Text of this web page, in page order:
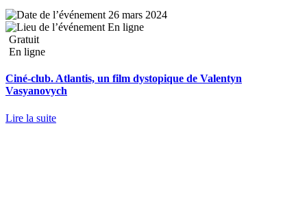
26 mars 2024
En ligne
Gratuit
En ligne
Ciné-club. Atlantis, un film dystopique de Valentyn
Vasyanovych
Lire la suite